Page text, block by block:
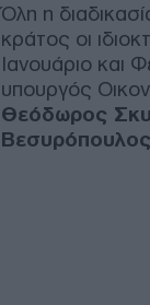
Όλη η
κράτος οι
Ιανουάριο και
υπουργός
Θεόδωρος